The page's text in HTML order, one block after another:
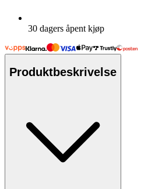
30 dagers åpent kjøp
Produktbeskrivelse